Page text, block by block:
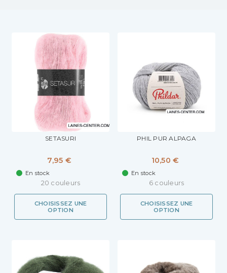
SETASURI
7,95 €
En stock
20 couleurs
CHOISISSEZ UNE
OPTION
PHIL PUR ALPAGA
10,50 €
En stock
6 couleurs
CHOISISSEZ UNE
OPTION